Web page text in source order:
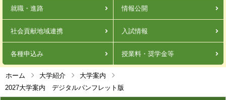
就職・進路 情報公開
社会貢献地域連携 入試情報
各種申込み 授業料・奨学金等
ホーム 大学紹介
大学案内
2027大学案内 デジタルパンフレット版